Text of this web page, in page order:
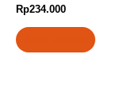
Rated
0
out
of
5
Rp234.000